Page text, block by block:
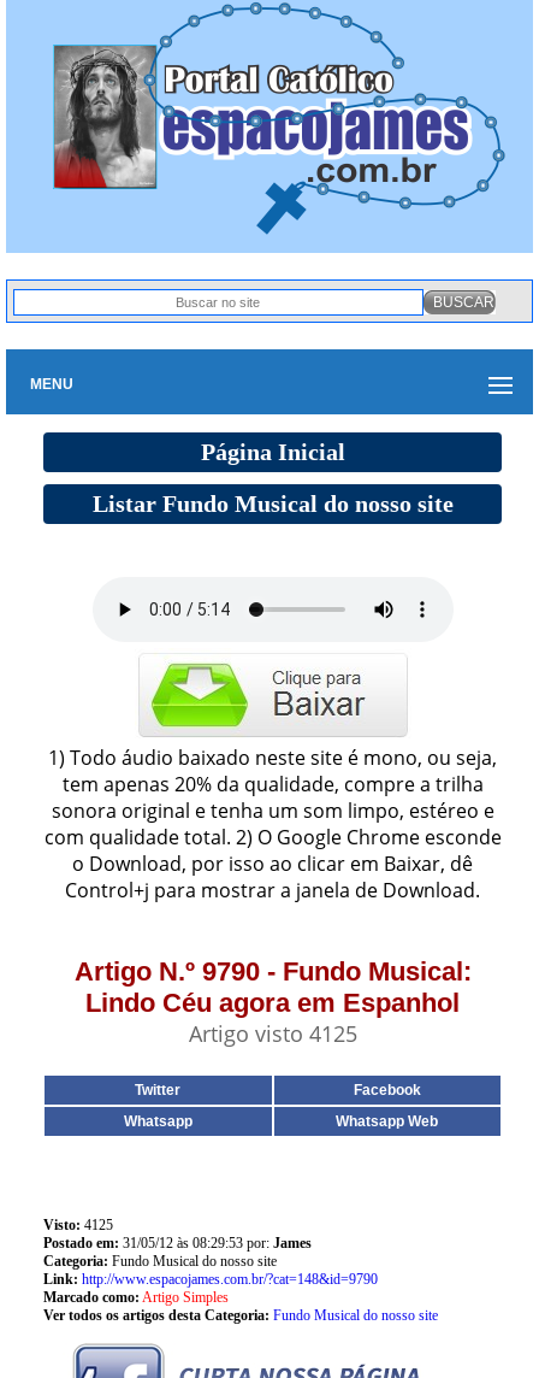
MENU
Página Inicial
Listar Fundo Musical do nosso site
1) Todo áudio baixado neste site é mono, ou seja,
tem apenas 20% da qualidade, compre a trilha
sonora original e tenha um som limpo, estéreo e
com qualidade total. 2) O Google Chrome esconde
o Download, por isso ao clicar em Baixar, dê
Control+j para mostrar a janela de Download.
Artigo N.º 9790 - Fundo Musical:
Lindo Céu agora em Espanhol
Artigo visto 4125
Twitter
Facebook
Whatsapp
Whatsapp Web
Visto: 4125
Postado em: 31/05/12 às 08:29:53 por: James
Categoria: Fundo Musical do nosso site
Link: http://www.espacojames.com.br/?cat=148&id=9790
Marcado como: Artigo Simples
Ver todos os artigos desta Categoria: Fundo Musical do nosso site